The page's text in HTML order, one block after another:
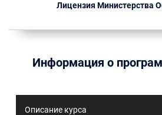
Лицензия Министерства
Информация о
Описание курса